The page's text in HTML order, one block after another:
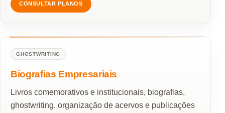
CONSULTAR PLANOS
GHOSTWRITING
Biografias Empresariais
Livros comemorativos e institucionais, biografias,
ghostwriting, organização de acervos e publicações